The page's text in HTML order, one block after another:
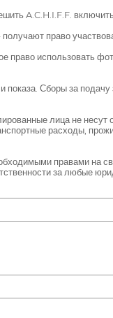
A.C.H.I.F.F.
право
право использовать
Сборы за
лица не
расходы,
правами
за любые